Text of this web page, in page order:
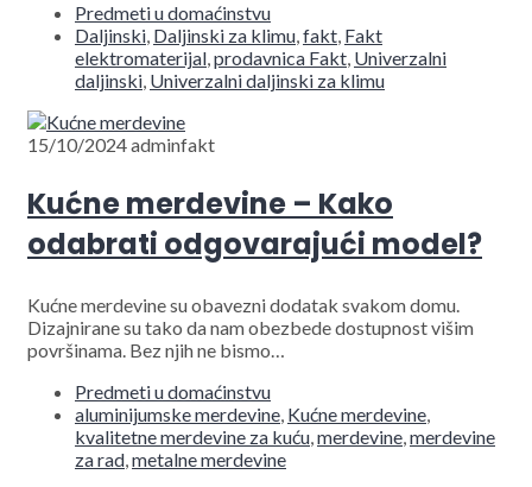
Predmeti u domaćinstvu
Daljinski, Daljinski za klimu,fakt, Fakt
elektromaterijal,prodavnica Fakt, Univerzalni
daljinski, Univerzalni daljinski za klimu
15/10/2024adminfakt
Kućne merdevine – Kako
odabrati odgovarajući model?
Kućne merdevine su obavezni dodatak svakom domu.
Dizajnirane su tako da nam obezbede dostupnost višim
površinama. Bez njih ne bismo…
Predmeti u domaćinstvu
aluminijumske merdevine, Kućne merdevine,
kvalitetne merdevine za kuću,merdevine,merdevine
za rad,metalne merdevine